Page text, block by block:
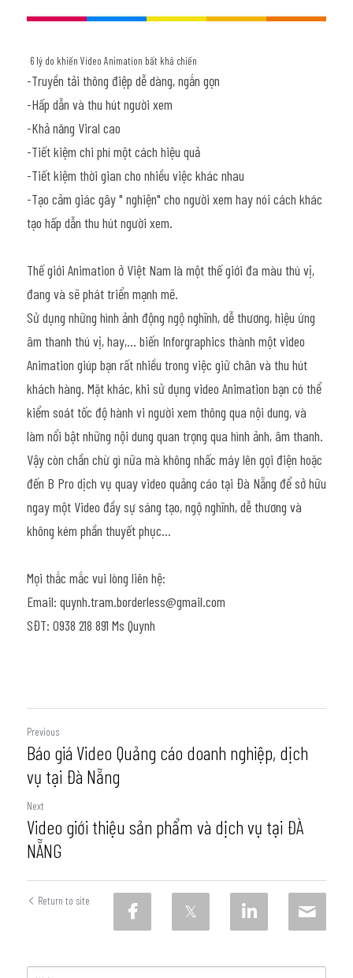
6 lý do khiến Video Animation bất khả chiến
-Truyền tải thông điệp dễ dàng, ngắn gọn
-Hấp dẫn và thu hút người xem
-Khả năng Viral cao
-Tiết kiệm chi phí một cách hiệu quả
-Tiết kiệm thời gian cho nhiều việc khác nhau
-Tạo cảm giác gây " nghiện" cho người xem hay nói cách khác
tạo hấp dẫn thu hút người xem.
Thế giới Animation ở Việt Nam là một thế giới đa màu thú vị,
đang và sẽ phát triển mạnh mẽ.
Sử dụng những hình ảnh động ngộ nghĩnh, dễ thương, hiệu ứng
âm thanh thú vị, hay,… biến Inforgraphics thành một video
Animation giúp bạn rất nhiều trong việc giữ chân và thu hút
khách hàng. Mặt khác, khi sử dụng video Animation bạn có thể
kiểm soát tốc độ hành vi người xem thông qua nội dung, và
làm nổi bật những nội dung quan trọng qua hình ảnh, âm thanh.
Vậy còn chần chừ gì nữa mà không nhấc máy lên gọi điện hoặc
đến B Pro dịch vụ quay video quảng cáo tại Đà Nẵng để sở hữu
ngay một Video đầy sự sáng tạo, ngộ nghĩnh, dễ thương và
không kém phần thuyết phục...
Mọi thắc mắc vui lòng liên hệ:
Email: quynh.tram.borderless@gmail.com
SĐT: 0938 218 891 Ms Quynh
Previous
Báo giá Video Quảng cáo doanh nghiệp, dịch
vụ tại Đà Nẵng
Next
Video giới thiệu sản phẩm và dịch vụ tại ĐÀ
NẴNG
Return to site